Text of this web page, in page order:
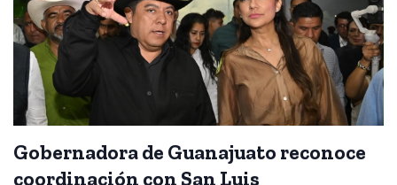
Gobernadora de Guanajuato reconoce
coordinación con San Luis